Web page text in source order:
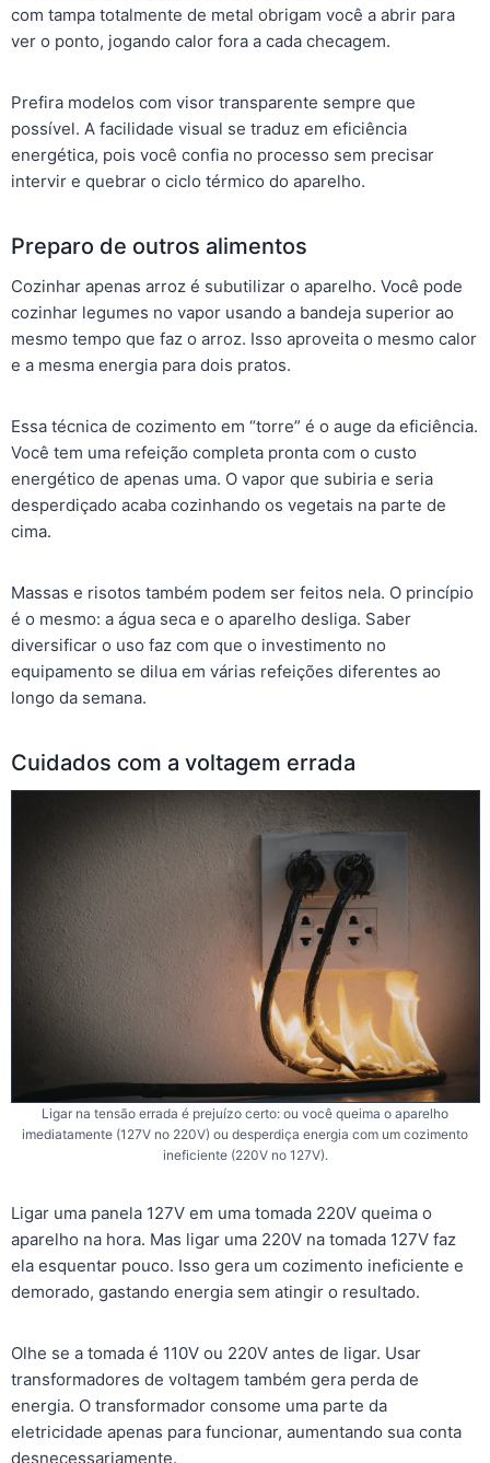
com tampa totalmente de metal obrigam você a abrir para
ver o ponto, jogando calor fora a cada checagem.
Prefira modelos com visor transparente sempre que
possível. A facilidade visual se traduz em eficiência
energética, pois você confia no processo sem precisar
intervir e quebrar o ciclo térmico do aparelho.
Preparo de outros alimentos
Cozinhar apenas arroz é subutilizar o aparelho. Você pode
cozinhar legumes no vapor usando a bandeja superior ao
mesmo tempo que faz o arroz. Isso aproveita o mesmo calor
e a mesma energia para dois pratos.
Essa técnica de cozimento em “torre” é o auge da eficiência.
Você tem uma refeição completa pronta com o custo
energético de apenas uma. O vapor que subiria e seria
desperdiçado acaba cozinhando os vegetais na parte de
cima.
Massas e risotos também podem ser feitos nela. O princípio
é o mesmo: a água seca e o aparelho desliga. Saber
diversificar o uso faz com que o investimento no
equipamento se dilua em várias refeições diferentes ao
longo da semana.
Cuidados com a voltagem errada
Ligar na tensão errada é prejuízo certo: ou você queima o aparelho
imediatamente (127V no 220V) ou desperdiça energia com um cozimento
ineficiente (220V no 127V).
Ligar uma panela 127V em uma tomada 220V queima o
aparelho na hora. Mas ligar uma 220V na tomada 127V faz
ela esquentar pouco. Isso gera um cozimento ineficiente e
demorado, gastando energia sem atingir o resultado.
Olhe se a tomada é 110V ou 220V antes de ligar. Usar
transformadores de voltagem também gera perda de
energia. O transformador consome uma parte da
eletricidade apenas para funcionar, aumentando sua conta
desnecessariamente.